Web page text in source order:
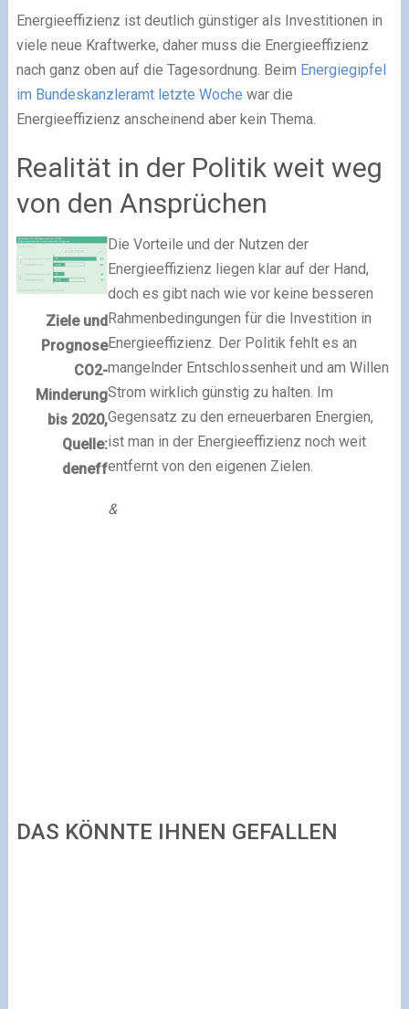
Energieeffizienz ist deutlich günstiger als Investitionen in
viele neue Kraftwerke, daher muss die Energieeffizienz
nach ganz oben auf die Tagesordnung. Beim Energiegipfel
im Bundeskanzleramt letzte Woche war die
Energieeffizienz anscheinend aber kein Thema.
Realität in der Politik weit weg
von den Ansprüchen
Ziele und
Prognose
CO2-
Minderung
bis 2020,
Quelle:
deneff
Die Vorteile und der Nutzen der
Energieeffizienz liegen klar auf der Hand,
doch es gibt nach wie vor keine besseren
Rahmenbedingungen für die Investition in
Energieeffizienz. Der Politik fehlt es an
mangelnder Entschlossenheit und am Willen
Strom wirklich günstig zu halten. Im
Gegensatz zu den erneuerbaren Energien,
ist man in der Energieeffizienz noch weit
entfernt von den eigenen Zielen.
&
DAS KÖNNTE IHNEN GEFALLEN